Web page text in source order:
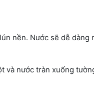
nền. Nước sẽ dễ dàng
và nước tràn xuống